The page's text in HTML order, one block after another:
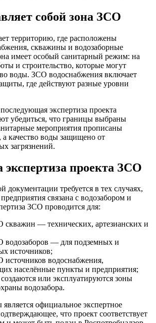
собой зона ЗСО
территорию, где расположены
скважины и водозаборные
имеет особый санитарный режим: на
и строительство, которые могут
воды. ЗСО водоснабжения включает
где действуют разные уровни
экспертиза проекта
убедиться, что границы выбраны
мероприятия прописаны
а качество воды защищено от
загрязнений.
экспертиза проекта ЗСО
документации требуется в тех случаях,
предприятия связана с водозабором и
ЗСО проводится для:
скважин — технических, артезианских и
водозаборов — для подземных и
источников;
источников водоснабжения,
населённые пункты и предприятия;
создаются или эксплуатируются зоны
водозабора.
является официальное экспертное
что проект соответствует